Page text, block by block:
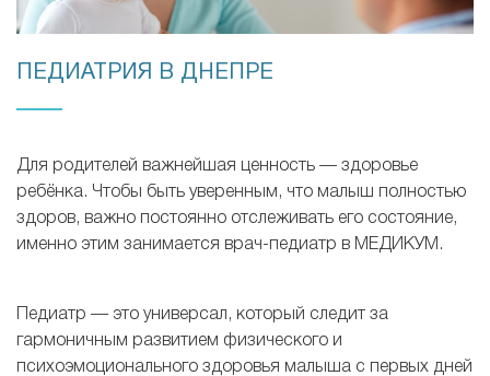
ПЕДИАТРИЯ В ДНЕПРЕ
Для родителей важнейшая ценность — здоровье
ребёнка. Чтобы быть уверенным, что малыш полностью
здоров, важно постоянно отслеживать его состояние,
именно этим занимается врач-педиатр в МЕДИКУМ.
Педиатр — это универсал, который следит за
гармоничным развитием физического и
психоэмоционального здоровья малыша с первых дней